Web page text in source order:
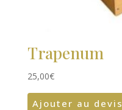
Trapenum
25,00€
Ajouter au devis